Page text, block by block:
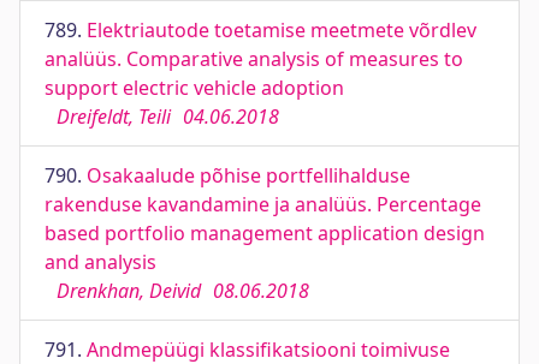
789. Elektriautode toetamise meetmete võrdlev
analüüs. Comparative analysis of measures to
support electric vehicle adoption
Dreifeldt, Teili 04.06.2018
790. Osakaalude põhise portfellihalduse
rakenduse kavandamine ja analüüs. Percentage
based portfolio management application design
and analysis
Drenkhan, Deivid 08.06.2018
791. Andmepüügi klassifikatsiooni toimivuse